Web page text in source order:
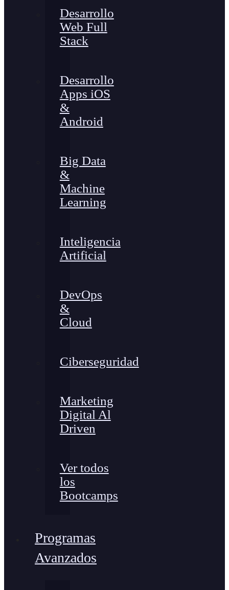
Desarrollo
Web Full
Stack
Desarrollo
Apps iOS
&
Android
Big Data
&
Machine
Learning
Inteligencia
Artificial
DevOps
&
Cloud
Ciberseguridad
Marketing
Digital Al
Driven
Ver todos
los
Bootcamps
Programas
Avanzados